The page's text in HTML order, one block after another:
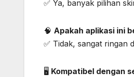
✅ Ya, banyak pilihan
🧠 Apakah aplikasi ini
✅ Tidak, sangat ringan
🖥️ Kompatibel dengan